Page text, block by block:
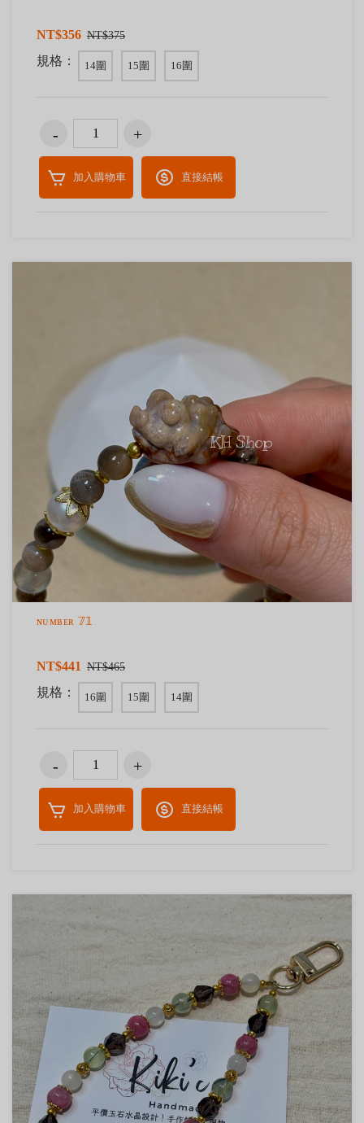
NT$356 NT$375
規格： 14圍 15圍 16圍
加入購物車 直接結帳
ɴᴜᴍʙᴇʀ 𝟟𝟙
NT$441 NT$465
規格： 16圍 15圍 14圍
加入購物車 直接結帳